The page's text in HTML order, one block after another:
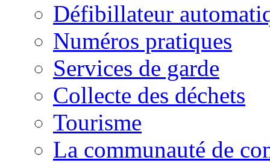
Défibillateur
Numéros pratiques
Services de garde
Collecte des déchets
Tourisme
La communauté de